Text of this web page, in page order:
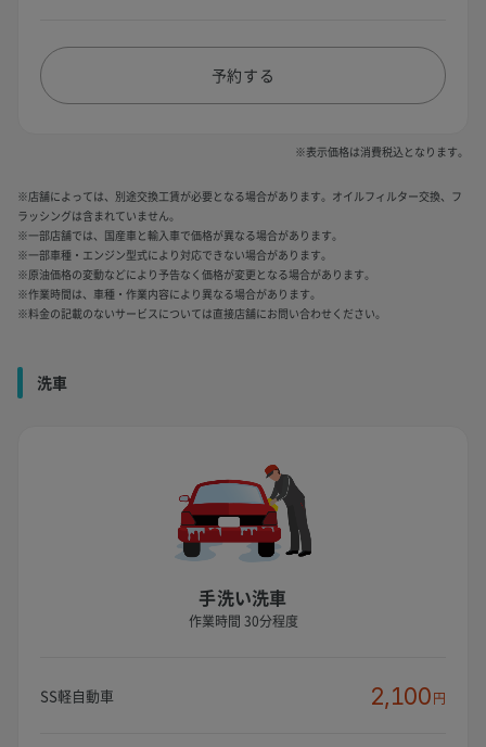
予約する
※表示価格は消費税込となります。
※店舗によっては、別途交換工賃が必要となる場合があります。オイルフィルター交換、フ
ラッシングは含まれていません。
※一部店舗では、国産車と輸入車で価格が異なる場合があります。
※一部車種・エンジン型式により対応できない場合があります。
※原油価格の変動などにより予告なく価格が変更となる場合があります。
※作業時間は、車種・作業内容により異なる場合があります。
※料金の記載のないサービスについては直接店舗にお問い合わせください。
洗車
手洗い洗車
作業時間 30分程度
SS軽自動車 2,100円